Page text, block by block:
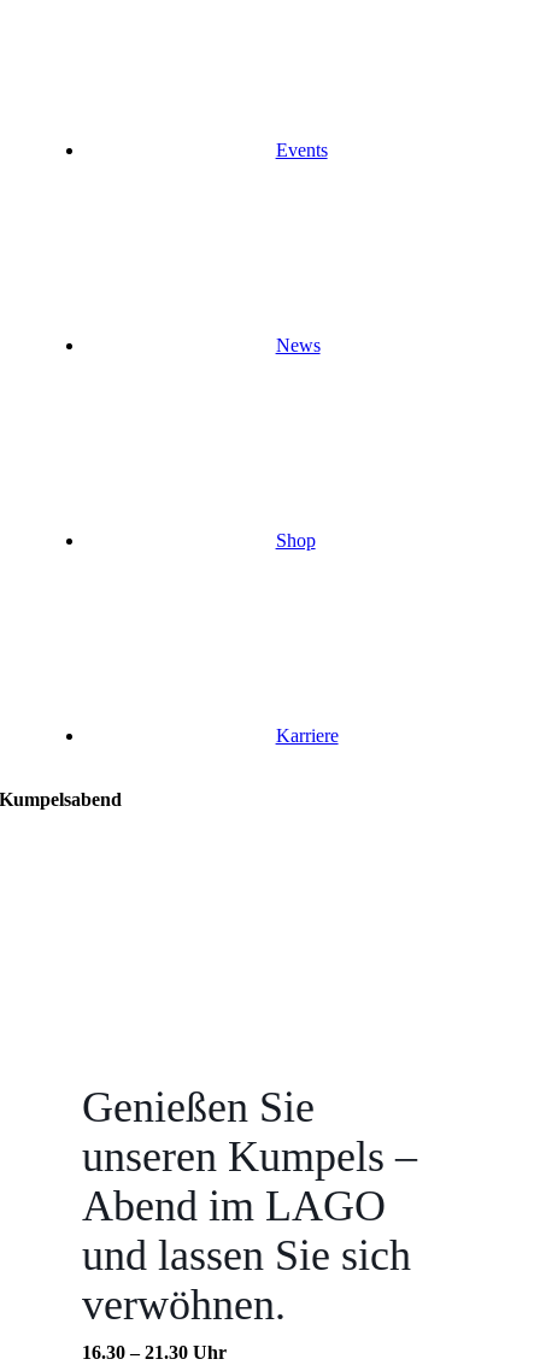
Events
News
Shop
Karriere
Kumpelsabend
Genießen Sie
unseren Kumpels –
Abend im LAGO
und lassen Sie sich
verwöhnen.
16.30 – 21.30 Uhr